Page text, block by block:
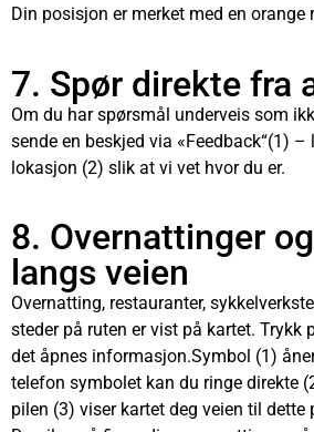
Din posisjon er merket med en orange
7. Spør direkte fra
Om du har spørsmål underveis som
sende en beskjed via «Feedback“(1) –
lokasjon (2) slik at vi vet hvor du er.
8. Overnattinger
langs veien
Overnatting, restauranter,
steder på ruten er vist på kartet. Trykk
det åpnes informasjon.Symbol (1)
telefon symbolet kan du ringe direkte
pilen (3) viser kartet deg veien til dette